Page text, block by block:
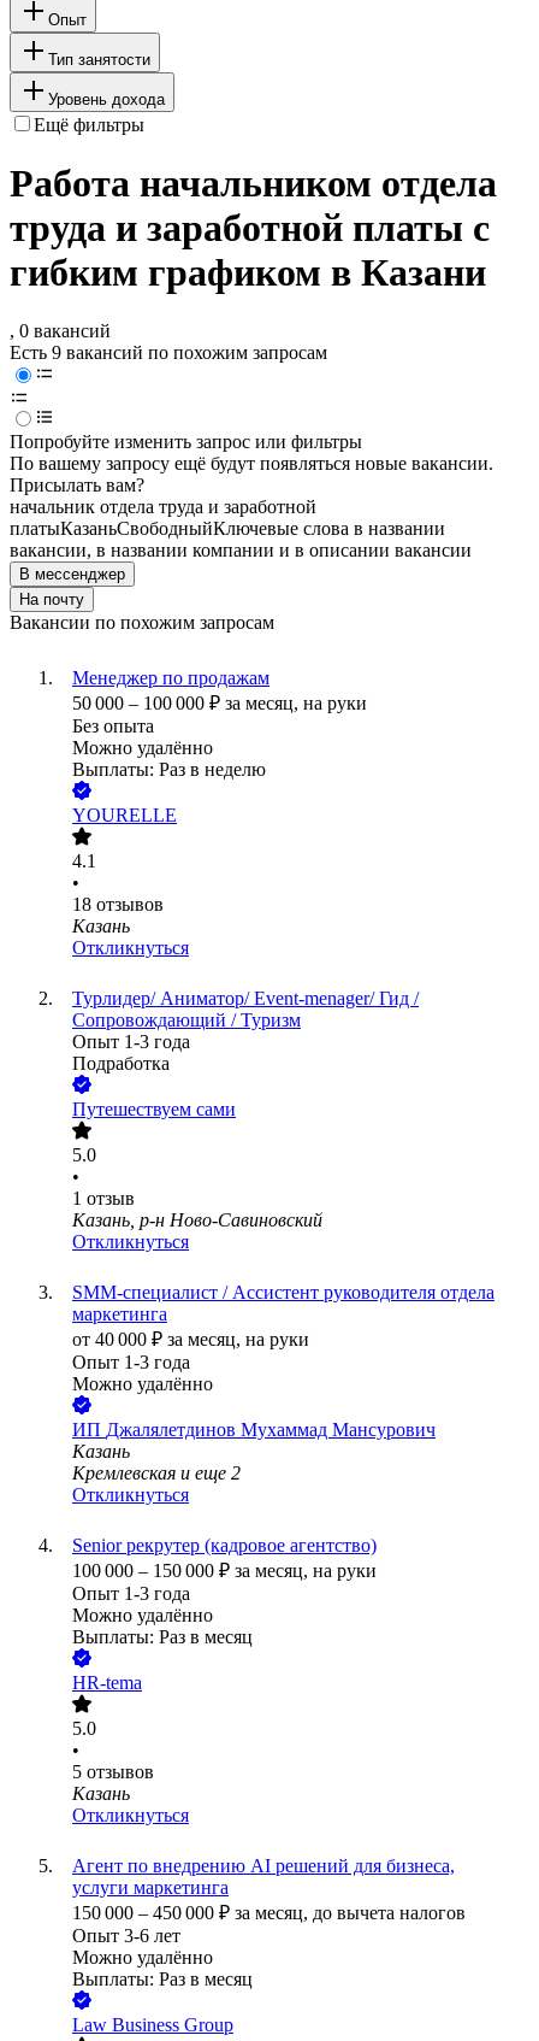
Опыт
Тип занятости
Уровень дохода
Ещё фильтры
Работа начальником отдела
труда и заработной платы с
гибким графиком в Казани
, 0 вакансий
Есть 9 вакансий по похожим запросам
Попробуйте изменить запрос или фильтры
По вашему запросу ещё будут появляться новые вакансии.
Присылать вам?
начальник отдела труда и заработной
платыКазаньСвободныйКлючевые слова в названии
вакансии, в названии компании и в описании вакансии
В мессенджер
На почту
Вакансии по похожим запросам
Менеджер по продажам
50 000 – 100 000 ₽ за месяц, на руки
Без опыта
Можно удалённо
Выплаты: Раз в неделю
YOURELLE
4.1
•
18 отзывов
Казань
Откликнуться
Турлидер/ Аниматор/ Event-menager/ Гид /
Сопровождающий / Туризм
Опыт 1-3 года
Подработка
Путешествуем сами
5.0
•
1 отзыв
Казань, р-н Ново-Савиновский
Откликнуться
SMM-специалист / Ассистент руководителя отдела
маркетинга
от 40 000 ₽ за месяц, на руки
Опыт 1-3 года
Можно удалённо
ИП Джалялетдинов Мухаммад Мансурович
Казань
Кремлевская и еще 2
Откликнуться
Senior рекрутер (кадровое агентство)
100 000 – 150 000 ₽ за месяц, на руки
Опыт 1-3 года
Можно удалённо
Выплаты: Раз в месяц
HR-tema
5.0
•
5 отзывов
Казань
Откликнуться
Агент по внедрению AI решений для бизнеса,
услуги маркетинга
150 000 – 450 000 ₽ за месяц, до вычета налогов
Опыт 3-6 лет
Можно удалённо
Выплаты: Раз в месяц
Law Business Group